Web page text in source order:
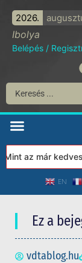
2026.
Ibolya
Belépés /
az már kedves
EN
Ez a
vdtablog.hu